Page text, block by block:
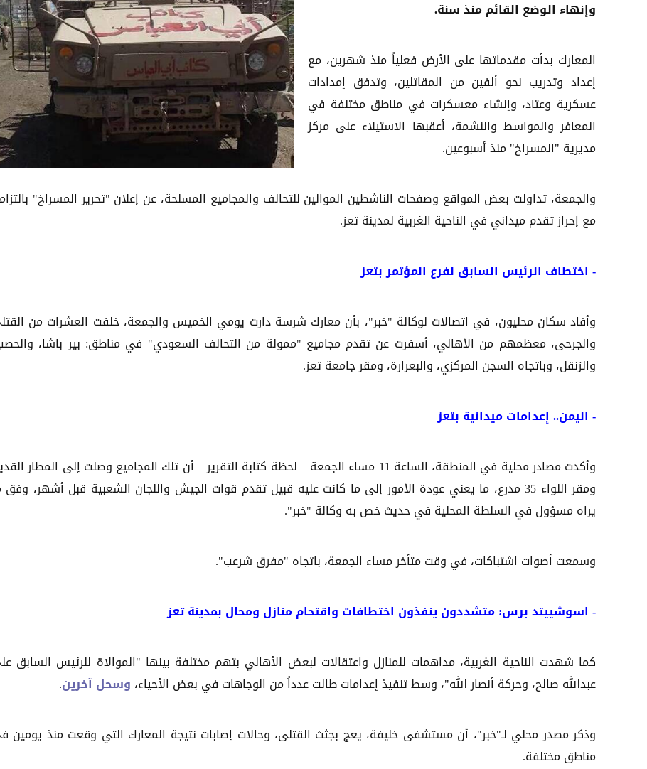
وإنهاء الوضع القائم منذ سنة.
المعارك بدأت مقدماتها على الأرض فعلياً منذ شهرين، مع
إعداد وتدريب نحو ألفين من المقاتلين، وتدفق إمدادات
عسكرية وعتاد، وإنشاء معسكرات في مناطق مختلفة في
المعافر والمواسط والنشمة، أعقبها الاستيلاء على مركز
مديرية "المسراخ" منذ أسبوعين.
والجمعة، تداولت بعض المواقع وصفحات الناشطين الموالين للتحالف والمجاميع المسلحة، عن إعلان "تحرير المسراخ"
مع إحراز تقدم ميداني في الناحية الغربية لمدينة تعز.
- اختطاف الرئيس السابق لفرع المؤتمر بتعز
وأفاد سكان محليون، في اتصالات لوكالة "خبر"، بأن معارك شرسة دارت يومي الخميس والجمعة، خلفت العشرات من
والجرحى، معظمهم من الأهالي، أسفرت عن تقدم مجاميع "ممولة من التحالف السعودي" في مناطق: بير باشا،
والزنقل، وباتجاه السجن المركزي، والبعرارة، ومقر جامعة تعز.
- اليمن.. إعدامات ميدانية بتعز
وأكدت مصادر محلية في المنطقة، الساعة 11 مساء الجمعة – لحظة كتابة التقرير – أن تلك المجاميع وصلت إلى المطار
ومقر اللواء 35 مدرع، ما يعني عودة الأمور إلى ما كانت عليه قبيل تقدم قوات الجيش واللجان الشعبية قبل أشهر، وفق
يراه مسؤول في السلطة المحلية في حديث خص به وكالة "خبر".
وسمعت أصوات اشتباكات، في وقت متأخر مساء الجمعة، باتجاه "مفرق شرعب".
- اسوشييتد برس: متشددون ينفذون اختطافات واقتحام منازل ومحال بمدينة تعز
كما شهدت الناحية الغربية، مداهمات للمنازل واعتقالات لبعض الأهالي بتهم مختلفة بينها "الموالاة للرئيس السابق
عبدالله صالح، وحركة أنصار الله"، وسط تنفيذ إعدامات طالت عدداً من الوجاهات في بعض الأحياء، وسحل آخرين.
وذكر مصدر محلي لـ"خبر"، أن مستشفى خليفة، يعج بجثث القتلى، وحالات إصابات نتيجة المعارك التي وقعت منذ يومين
مناطق مختلفة.